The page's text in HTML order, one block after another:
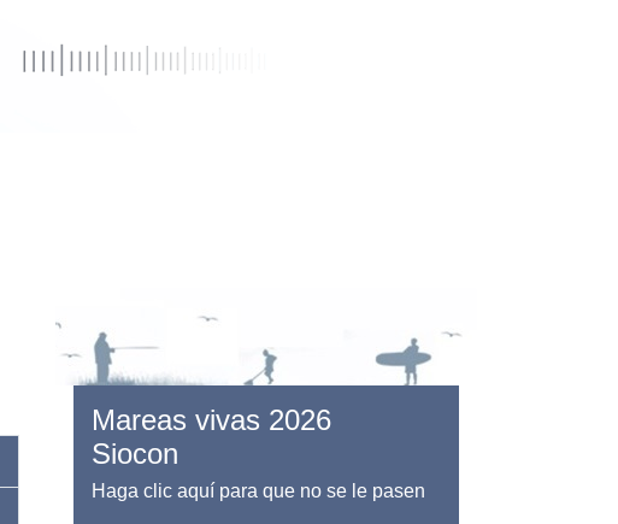
Mareas vivas 2026
Siocon
Haga clic aquí para que no se le pasen